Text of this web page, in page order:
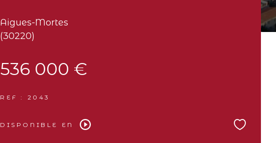
Aigues-Mortes
(30220)
536 000 €
REF : 2043
DISPONIBLE EN